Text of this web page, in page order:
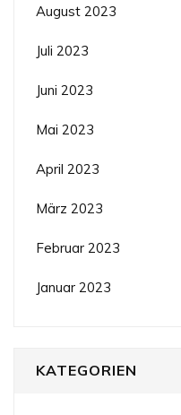
August 2023
Juli 2023
Juni 2023
Mai 2023
April 2023
März 2023
Februar 2023
Januar 2023
KATEGORIEN